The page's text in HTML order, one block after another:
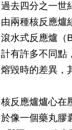
過去四分之一世
由兩種核反應爐
滾水式反應爐（
計有許多不同點
熔毀時的差異，
核反應爐爐心在
於像一個藥丸膠